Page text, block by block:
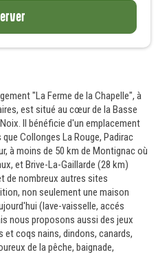
"La Ferme de la Chapelle", à
est situé au cœur de la Basse
Il bénéficie d'un emplacement
Collonges La Rouge, Padirac
à moins de 50 km de Montignac où
et Brive-La-Gaillarde (28 km)
de nombreux autres sites
non seulement une maison
(lave-vaisselle, accés
nous proposons aussi des jeux
coqs nains, dindons, canards,
de la pêche, baignade,